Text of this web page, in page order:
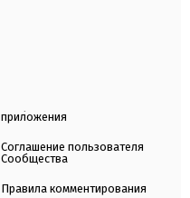
приложения
Соглашение пользователя
Сообщества
Правила комментирования